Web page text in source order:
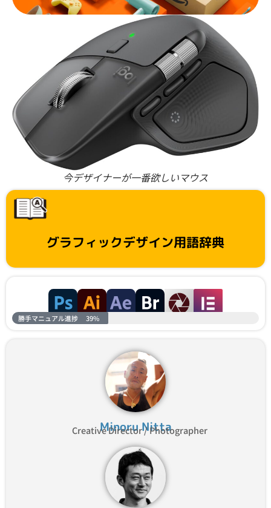
今デザイナーが一番欲しいマウス
グラフィックデザイン用語辞典
勝手マニュアル進捗 39%
Minoru Nitta
Creative Director / Photographer